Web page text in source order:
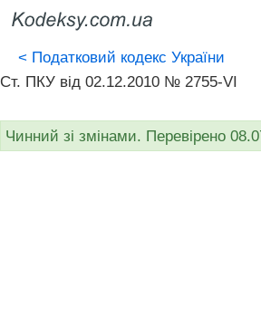
< Податковий кодекс України
Ст. ПКУ від 02.12.2010 № 2755-VI
Чинний зі змінами. Перевірено